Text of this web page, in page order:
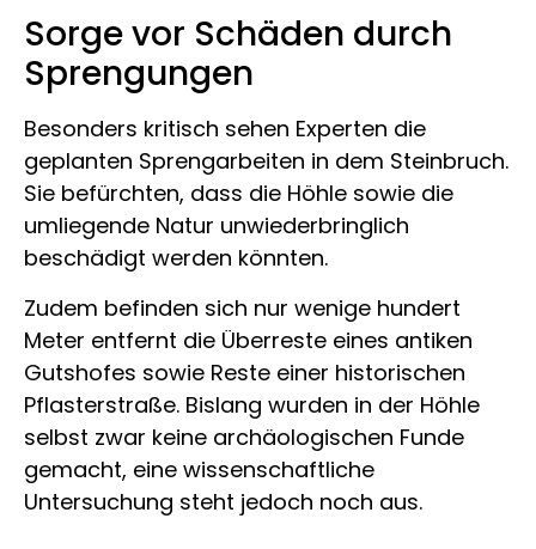
Sorge vor Schäden durch
Sprengungen
Besonders kritisch sehen Experten die
geplanten Sprengarbeiten in dem Steinbruch.
Sie befürchten, dass die Höhle sowie die
umliegende Natur unwiederbringlich
beschädigt werden könnten.
Zudem befinden sich nur wenige hundert
Meter entfernt die Überreste eines antiken
Gutshofes sowie Reste einer historischen
Pflasterstraße. Bislang wurden in der Höhle
selbst zwar keine archäologischen Funde
gemacht, eine wissenschaftliche
Untersuchung steht jedoch noch aus.